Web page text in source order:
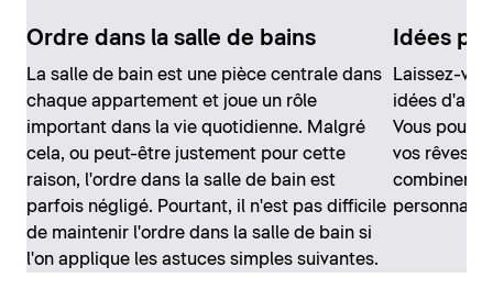
Ordre dans la salle de bains
La salle de bain est une pièce centrale dans
chaque appartement et joue un rôle
important dans la vie quotidienne. Malgré
cela, ou peut-être justement pour cette
raison, l'ordre dans la salle de bain est
parfois négligé. Pourtant, il n'est pas difficile
de maintenir l'ordre dans la salle de bain si
l'on applique les astuces simples suivantes.
Idées
Laissez-
idées
Vous
vos rêves
combiner